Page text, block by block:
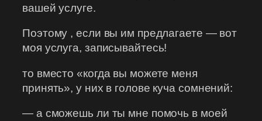
вашей услуге.
Поэтому , если вы им предлагаете — вот
моя услуга, записывайтесь!
то вместо «когда вы можете меня
принять», у них в голове куча сомнений:
— а сможешь ли ты мне помочь в моей